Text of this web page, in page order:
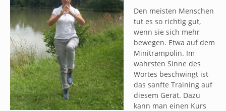
Den meisten Menschen
tut es so richtig gut,
wenn sie sich mehr
bewegen. Etwa auf dem
Minitrampolin. Im
wahrsten Sinne des
Wortes beschwingt ist
das sanfte Training auf
diesem Gerät. Dazu
kann man einen Kurs